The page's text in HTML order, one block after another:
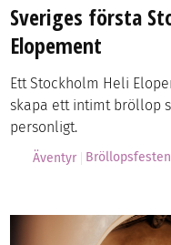
Sveriges första
Elopement
Ett Stockholm Heli
skapa ett intimt bröllop
personligt.
Äventyr Bröllopsfesten